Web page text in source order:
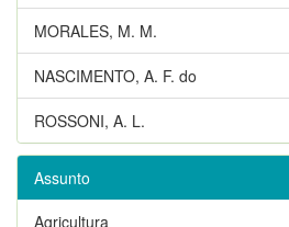
MORALES, M. M.
NASCIMENTO, A. F. do
ROSSONI, A. L.
Assunto
Agricultura